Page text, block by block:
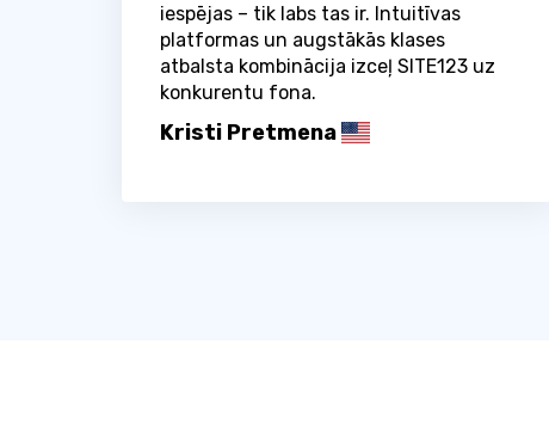
iespējas – tik labs tas ir. Intuitīvas
platformas un augstākās klases
atbalsta kombinācija izceļ SITE123 uz
konkurentu fona.
Kristi Pretmena